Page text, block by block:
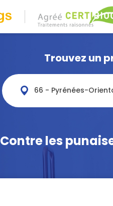
Trouvez un
66 - Pyrénées-
Contre les